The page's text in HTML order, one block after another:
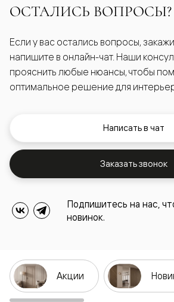
ОСТАЛИСЬ ВОПРОСЫ?
Если у вас остались вопросы,
напишите в онлайн-чат. Наши
прояснить любые нюансы, чтобы
оптимальное решение для
Написать в чат
Заказать звонок
Подпишитесь на нас,
новинок.
Акции